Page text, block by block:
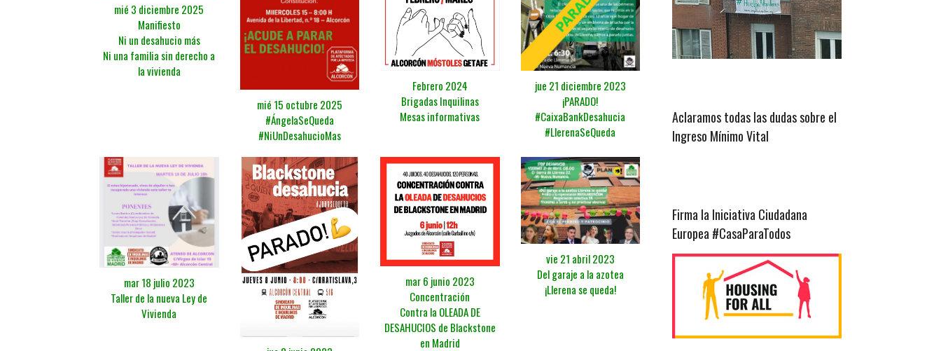
mié 3 diciembre 2025
Manifiesto
Ni un desahucio más
Ni una familia sin derecho a
la vivienda
mié 15 octubre 2025
#ÁngelaSeQueda
#NiUnDesahucioMas
Febrero 2024
Brigadas Inquilinas
Mesas informativas
jue 21 diciembre 2023
¡PARADO!
#CaixaBankDesahucia
#LlerenaSeQueda
mar 18 julio 2023
Taller de la nueva Ley de
Vivienda
mar 6 junio 2023
Concentración
Contra la OLEADA DE
DESAHUCIOS de Blackstone
en Madrid
vie 21 abril 2023
Del garaje a la azotea
¡Llerena se queda!
Aclaramos todas las dudas sobre el
Ingreso Mínimo Vital
Firma la Iniciativa Ciudadana
Europea #CasaParaTodos